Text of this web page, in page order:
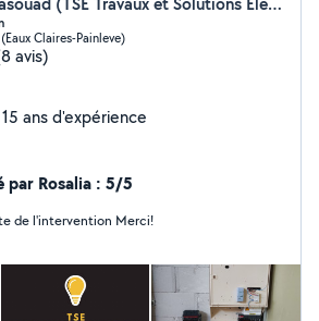
Claires-Painleve)
avis)
ans d'expérience
par Rosalia : 5/5
de l'intervention Merci!